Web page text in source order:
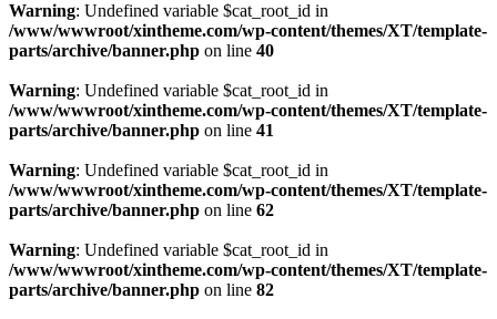
Warning: Undefined variable $cat_root_id in
/www/wwwroot/xintheme.com/wp-content/themes/XT/template-
parts/archive/banner.php on line 40
Warning: Undefined variable $cat_root_id in
/www/wwwroot/xintheme.com/wp-content/themes/XT/template-
parts/archive/banner.php on line 41
Warning: Undefined variable $cat_root_id in
/www/wwwroot/xintheme.com/wp-content/themes/XT/template-
parts/archive/banner.php on line 62
Warning: Undefined variable $cat_root_id in
/www/wwwroot/xintheme.com/wp-content/themes/XT/template-
parts/archive/banner.php on line 82